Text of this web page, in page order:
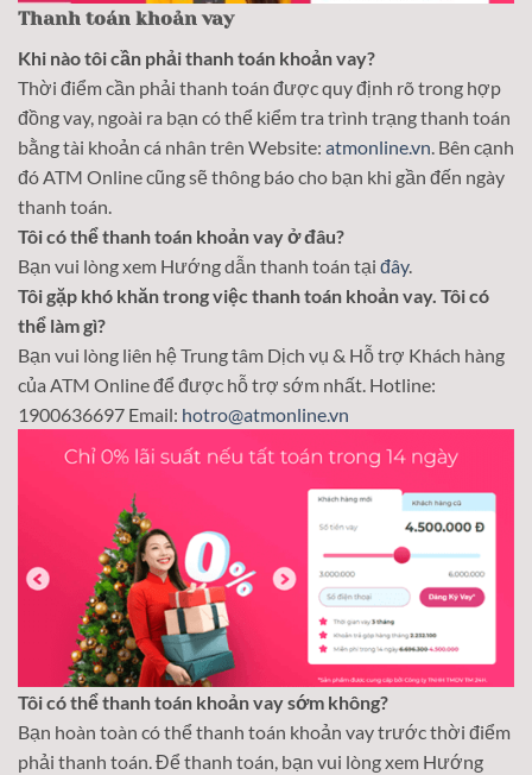
Thanh toán khoản vay
Khi nào tôi cần phải thanh toán khoản vay?
Thời điểm cần phải thanh toán được quy định rõ trong hợp
đồng vay, ngoài ra bạn có thể kiểm tra trình trạng thanh toán
bằng tài khoản cá nhân trên Website: atmonline.vn . Bên cạnh
đó ATM Online cũng sẽ thông báo cho bạn khi gần đến ngày
thanh toán.
Tôi có thể thanh toán khoản vay ở đâu?
Bạn vui lòng xem Hướng dẫn thanh toán tại đây.
Tôi gặp khó khăn trong việc thanh toán khoản vay. Tôi có
thể làm gì?
Bạn vui lòng liên hệ Trung tâm Dịch vụ & Hỗ trợ Khách hàng
của ATM Online để được hỗ trợ sớm nhất. Hotline:
1900636697 Email: hotro@atmonline.vn
Tôi có thể thanh toán khoản vay sớm không?
Bạn hoàn toàn có thể thanh toán khoản vay trước thời điểm
phải thanh toán. Để thanh toán, bạn vui lòng xem Hướng